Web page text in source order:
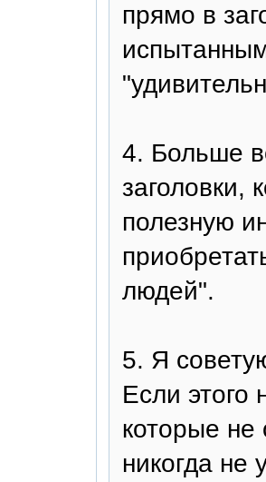
прямо в
4. Больше
заголовки,
полезную
людей".
5. Я
Если этого
которые не
никогда не